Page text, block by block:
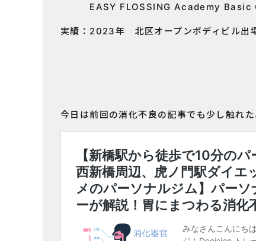
EASY FLOSSING Academy Basic
実績：2023年 北区オープンボディビル出
今日は前回の消化不良の記事でも少し触れ